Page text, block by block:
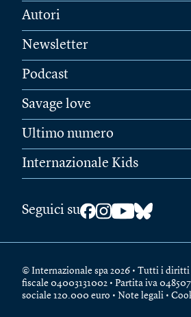
Autori
Newsletter
Podcast
Savage love
Ultimo numero
Internazionale Kids
Seguici su
© Internazionale spa 2026 • Tutti i diritti
fiscale 04003131002 • Partita iva
sociale 120.000 euro • Note legali •